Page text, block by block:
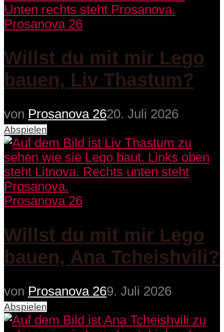
Prosanova 26
Willst du mit mir Lego
bauen, Liv Thastum?
von Prosanova 2620. Juli 2026
Abspielen
Prosanova 26
Willst du mit mir Lego
bauen, Ana Tcheishvili?
von Prosanova 269. Juli 2026
Abspielen